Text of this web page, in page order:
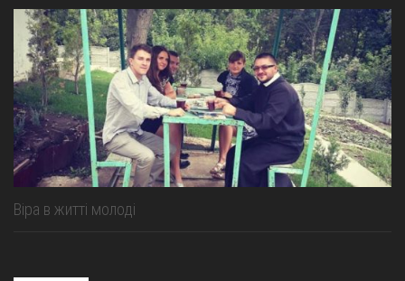
Віра в житті молоді